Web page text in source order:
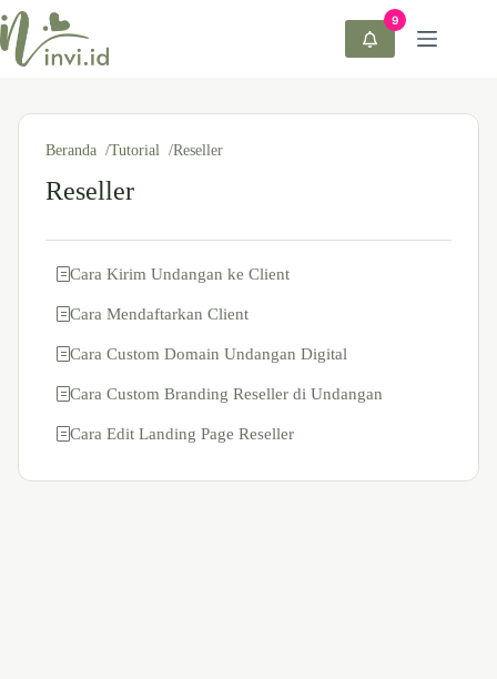
Beranda Tutorial Reseller
Reseller
Cara Kirim Undangan ke Client
Cara Mendaftarkan Client
Cara Custom Domain Undangan Digital
Cara Custom Branding Reseller di Undangan
Cara Edit Landing Page Reseller